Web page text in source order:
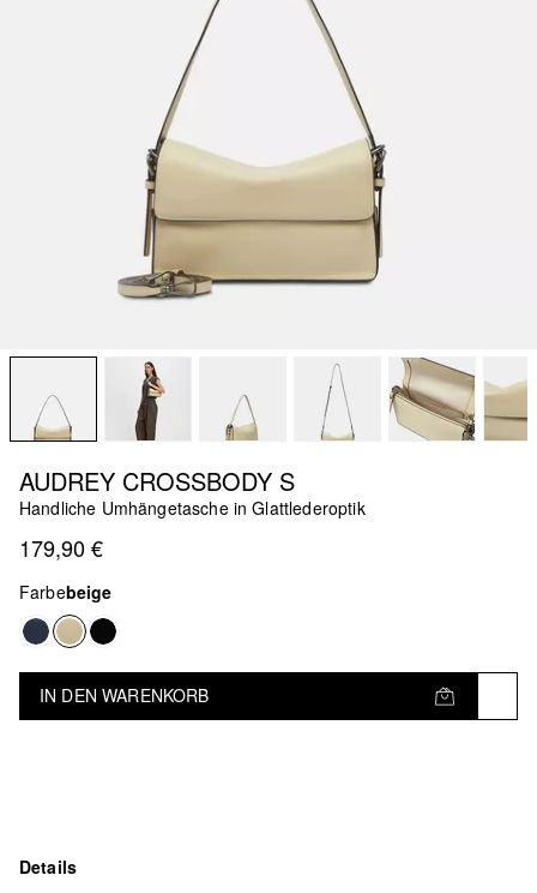
AUDREY CROSSBODY S
Handliche Umhängetasche in Glattlederoptik
179,90 €
Farbebeige
IN DEN WARENKORB
Details